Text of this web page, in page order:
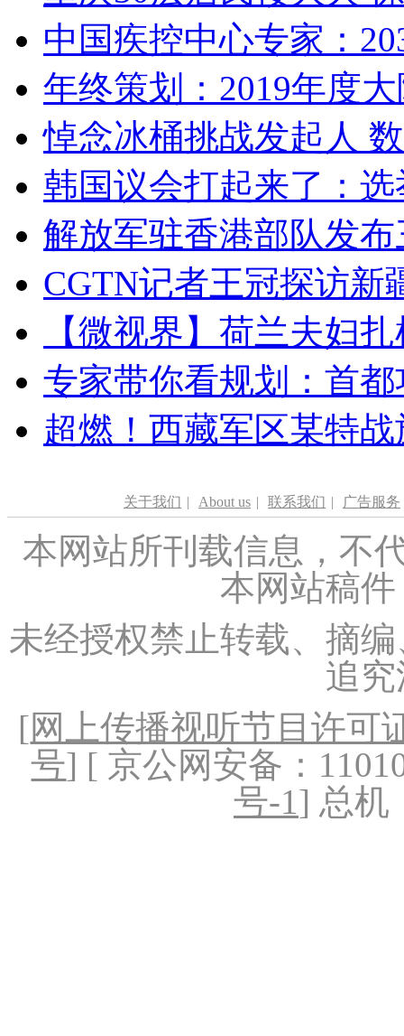
中国疾控中心专家：
年终策划：2019年度
悼念冰桶挑战发起人
韩国议会打起来了：
解放军驻香港部队发
CGTN记者王冠探访新
【微视界】荷兰夫妇
专家带你看规划：首
超燃！西藏军区某特
关于我们 | About us | 联系我们 | 广告服务
本网站所刊载信息，不
本网站稿
未经授权禁止转载、摘
追
[网上传播视听节目许可
号] [ 京公网安备：
号-1] 总机